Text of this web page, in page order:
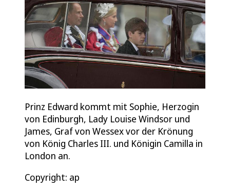
Prinz Edward kommt mit Sophie, Herzogin
von Edinburgh, Lady Louise Windsor und
James, Graf von Wessex vor der Krönung
von König Charles III. und Königin Camilla in
London an.
Copyright: ap